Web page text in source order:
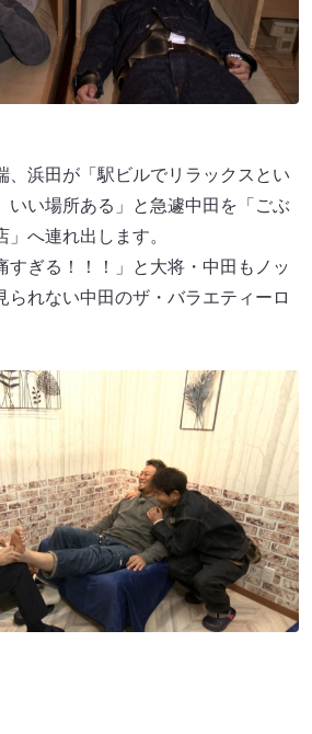
、浜田が「駅ビルでリラックスとい
いい場所ある」と急遽中田を「ごぶ
へ連れ出します。
すぎる！！！」と大将・中田もノッ
られない中田のザ・バラエティーロ